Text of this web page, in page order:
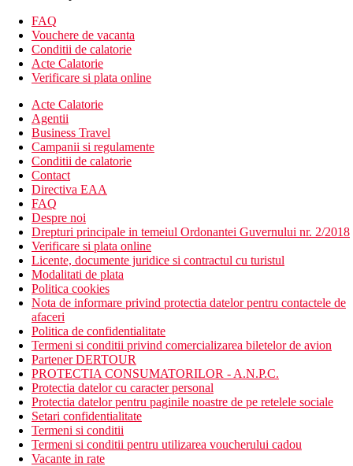
facilitatile de mai sus)
Camera single, vedere la gradina: vedere la gradina
Camera dubla, vedere la gradina: vedere la gradina
Camera dubla, superioara, vedere la gradina: design
modern, fierbator electric, fructe si vin la sosire, vedere la
Suita de familie, vedere la gradina: 2 camere separate, 2x
TV/sat., 2x aer conditionat, vedere la gradina
Camera de familie, promotie, vedere la gradina, parter:
camerele promotionale sunt situate la parter, vedere la
gradina
Descrierea hotelului
gradina mare
hol de intrare cu receptie
minimarket
colt de internet (contra cost)
Wi-Fi (gratuit)
bar principal si bar la piscina
restaurant principal
restaurant grill
colt de pizza
piscina (sezlonguri si umbrele la piscina gratuit)
piscina pentru copii
loc de joaca
mini club (4 ore pe zi)
Descrierea plajei
plaja cu pietris la cca 300 m de hotel
sezlonguri si umbrele contra cost
FAQ
Vouchere de vacanta
Conditii de calatorie
Acte Calatorie
Verificare si plata online
Acte Calatorie
Agentii
Business Travel
Campanii si regulamente
Conditii de calatorie
Contact
Directiva EAA
FAQ
Despre noi
Drepturi principale in temeiul Ordonantei Guvernului nr. 2/2018
Verificare si plata online
Licente, documente juridice si contractul cu turistul
Modalitati de plata
Politica cookies
Nota de informare privind protectia datelor pentru contactele de
afaceri
Politica de confidentialitate
Termeni si conditii privind comercializarea biletelor de avion
Partener DERTOUR
PROTECTIA CONSUMATORILOR - A.N.P.C.
Protectia datelor cu caracter personal
Protectia datelor pentru paginile noastre de pe retelele sociale
Setari confidentialitate
Termeni si conditii
Termeni si conditii pentru utilizarea voucherului cadou
Vacante in rate